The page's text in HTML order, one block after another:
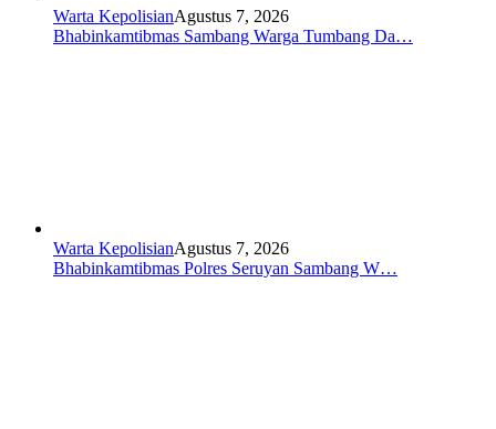
Warta KepolisianAgustus 7, 2026
Bhabinkamtibmas Sambang Warga Tumbang Da…
Warta KepolisianAgustus 7, 2026
Bhabinkamtibmas Polres Seruyan Sambang W…